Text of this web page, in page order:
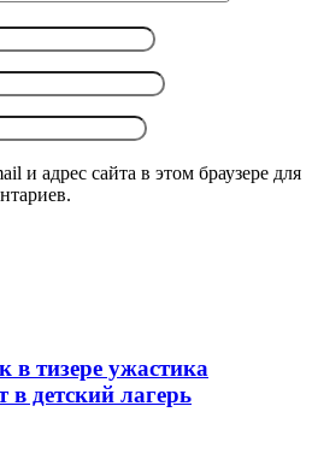
и адрес сайта в этом браузере для
тизере ужастика
в детский лагерь